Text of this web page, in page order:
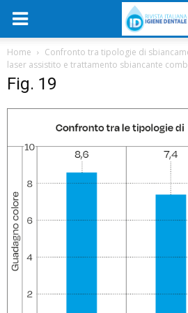
Home
Confronto tra tipologie di
laser assistito e trattamento sbiancante
Fig. 19